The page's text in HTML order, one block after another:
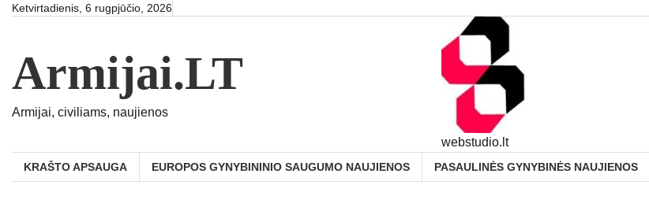
SkipKetvirtadienis, 6 rugpjūčio, 2026
Armijai.LT
Armijai, civiliams, naujienos
webstudio.lt
KRAŠTO APSAUGA EUROPOS GYNYBININIO SAUGUMO NAUJIENOS PASAULINĖS GYNYBINĖS NAUJIENOS